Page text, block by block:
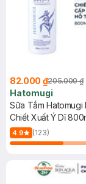
82.000 ₫205.000 ₫
Hatomugi
Sữa Tắm Hatomugi
Chiết Xuất Ý Dĩ
4.9 (123)